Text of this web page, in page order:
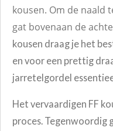
kousen. Om de naald
gat bovenaan de
kousen draag je het
en voor een prettig
jarretelgordel
Het vervaardigen FF
proces. Tegenwoordig